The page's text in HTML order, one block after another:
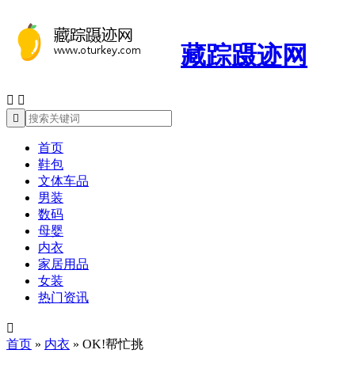
藏踪蹑迹网
 

首页
鞋包
文体车品
男装
数码
母婴
内衣
家居用品
女装
热门资讯

首页 » 内衣 » OK!帮忙挑